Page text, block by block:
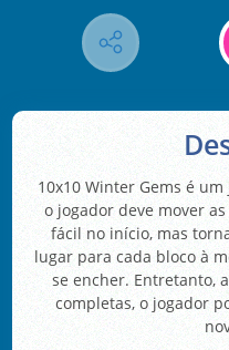
10x10 Winter Gems é
o jogador deve mover
fácil no início, mas
lugar para cada bloco à
se encher. Entretanto,
completas, o jogador